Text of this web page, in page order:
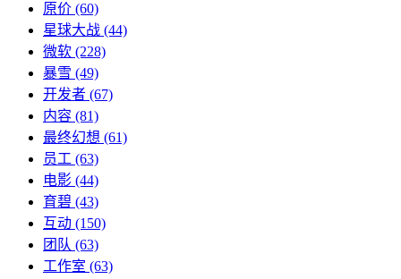
原价 (60)
星球大战 (44)
微软 (228)
暴雪 (49)
开发者 (67)
内容 (81)
最终幻想 (61)
员工 (63)
电影 (44)
育碧 (43)
互动 (150)
团队 (63)
工作室 (63)